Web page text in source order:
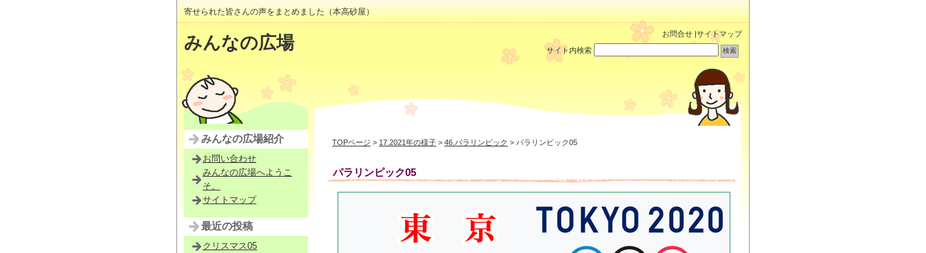
寄せられた皆さんの声をまとめました（本高砂屋）
みんなの広場 お問合せ |サイトマップ
サイト内検索
TOPページ > 17.2021年の様子 > 46.パラリンピック > パラリンピック05
パラリンピック05
みんなの広場紹介
お問い合わせ
みんなの広場へようこ
そ。
サイトマップ
最近の投稿
クリスマス05